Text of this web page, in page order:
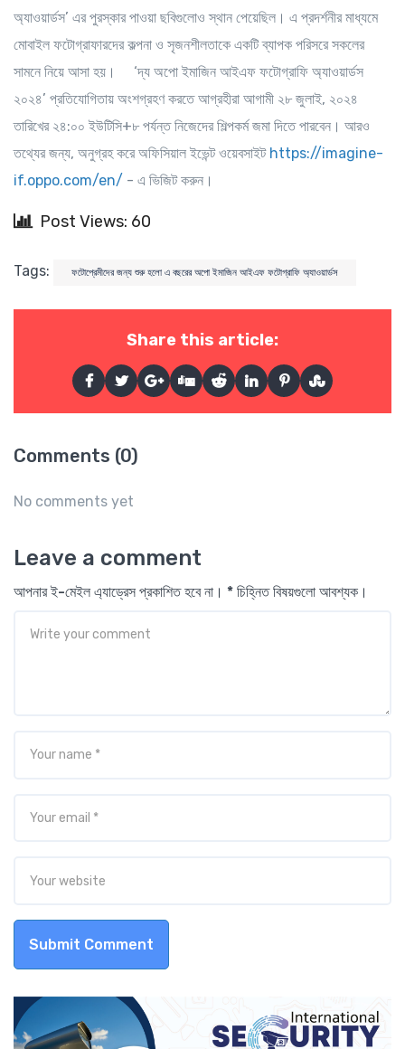
অ্যাওয়ার্ডস’ এর পুরস্কার পাওয়া ছবিগুলোও স্থান পেয়েছিল। এ প্রদর্শনীর মাধ্যমে
মোবাইল ফটোগ্রাফারদের কল্পনা ও সৃজনশীলতাকে একটি ব্যাপক পরিসরে সকলের
সামনে নিয়ে আসা হয়। ‘দ্য অপো ইমাজিন আইএফ ফটোগ্রাফি অ্যাওয়ার্ডস
২০২৪’ প্রতিযোগিতায় অংশগ্রহণ করতে আগ্রহীরা আগামী ২৮ জুলাই, ২০২৪
তারিখের ২৪:০০ ইউটিসি+৮ পর্যন্ত নিজেদের শিল্পকর্ম জমা দিতে পারবেন। আরও
তথ্যের জন্য, অনুগ্রহ করে অফিসিয়াল ইভেন্ট ওয়েবসাইট https://imagine-
if.oppo.com/en/ - এ ভিজিট করুন।
Post Views: 60
Tags: ফটোপ্রেমীদের জন্য শুরু হলো এ বছরের অপো ইমাজিন আইএফ ফটোগ্রাফি অ্যাওয়ার্ডস
Share this article:
Comments (0)
No comments yet
Leave a comment
আপনার ই-মেইল এ্যাড্রেস প্রকাশিত হবে না। * চিহ্নিত বিষয়গুলো আবশ্যক।
Submit Comment